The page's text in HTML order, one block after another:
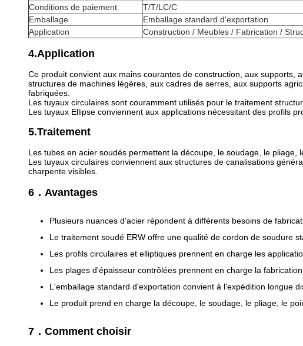
Conditions de paiement
T/T/LC/C
Emballage
Emballage standard d'exportation
Application
Construction / Meubles / Fabrication /
4.Application
Ce produit convient aux mains courantes de construction, aux
structures de machines légères, aux cadres de serres, aux supports
fabriquées.
Les tuyaux circulaires sont couramment utilisés pour le traitement
Les tuyaux Ellipse conviennent aux applications nécessitant des profils
5.Traitement
Les tubes en acier soudés permettent la découpe, le soudage, le
Les tuyaux circulaires conviennent aux structures de canalisations
charpente visibles.
6．Avantages
Plusieurs nuances d'acier répondent à différents besoins de
Le traitement soudé ERW offre une qualité de cordon de soudure
Les profils circulaires et elliptiques prennent en charge les
Les plages d'épaisseur contrôlées prennent en charge la
L'emballage standard d'exportation convient à l'expédition longue
Le produit prend en charge la découpe, le soudage, le pliage, le
7．Comment choisir